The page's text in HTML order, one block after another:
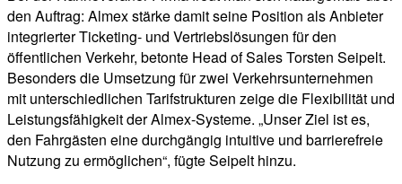
den Auftrag: Almex stärke damit seine Position als Anbieter
integrierter Ticketing- und Vertriebslösungen für den
öffentlichen Verkehr, betonte Head of Sales Torsten Seipelt.
Besonders die Umsetzung für zwei Verkehrsunternehmen
mit unterschiedlichen Tarifstrukturen zeige die Flexibilität und
Leistungsfähigkeit der Almex-Systeme. „Unser Ziel ist es,
den Fahrgästen eine durchgängig intuitive und barrierefreie
Nutzung zu ermöglichen“, fügte Seipelt hinzu.